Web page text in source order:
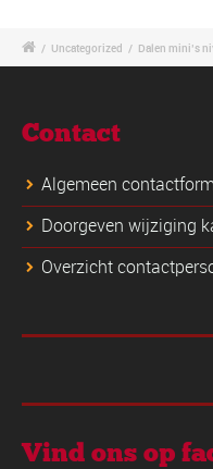
/ Uncategorized / Dalen mini’s
Contact
Algemeen
Doorgeven wijziging
Overzicht
Vind ons op